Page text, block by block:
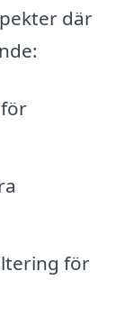
där
för